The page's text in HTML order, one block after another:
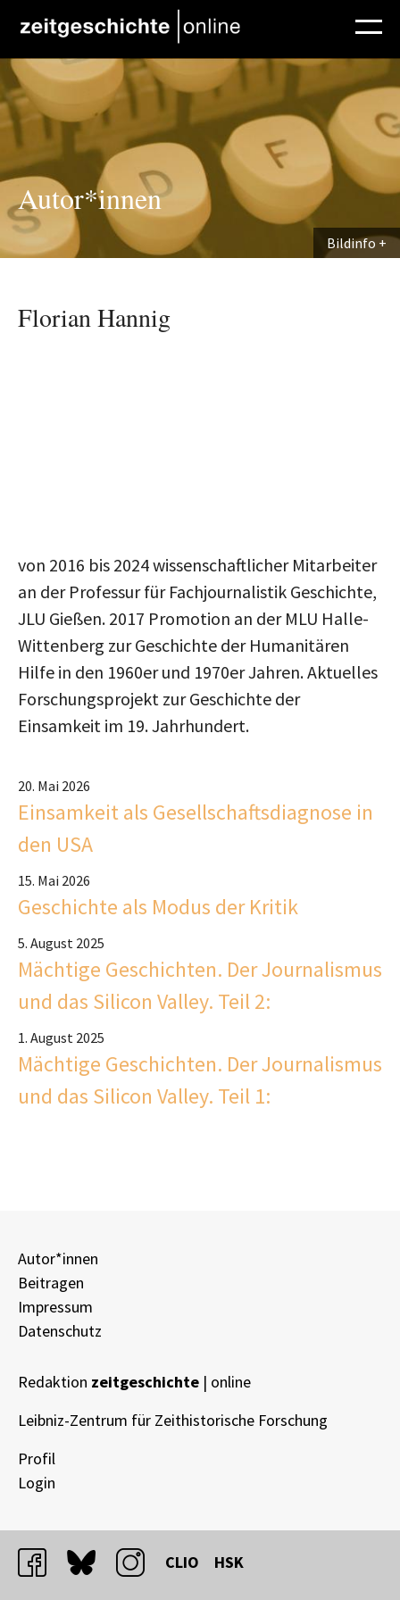
Direkt zum Inhalt
Autor*innen
Bildinfo
Florian Hannig
von 2016 bis 2024 wissenschaftlicher Mitarbeiter
an der Professur für Fachjournalistik Geschichte,
JLU Gießen. 2017 Promotion an der MLU Halle-
Wittenberg zur Geschichte der Humanitären
Hilfe in den 1960er und 1970er Jahren. Aktuelles
Forschungsprojekt zur Geschichte der
Einsamkeit im 19. Jahrhundert.
20. Mai 2026
Einsamkeit als Gesellschaftsdiagnose in
den USA
15. Mai 2026
Geschichte als Modus der Kritik
5. August 2025
Mächtige Geschichten. Der Journalismus
und das Silicon Valley. Teil 2:
1. August 2025
Mächtige Geschichten. Der Journalismus
und das Silicon Valley. Teil 1:
Autor*innen
Beitragen
Impressum
Datenschutz
Redaktion zeitgeschichte | online
Leibniz-Zentrum für Zeithistorische Forschung
Profil
Login
facebookbluesky instagram
CLIO HSK